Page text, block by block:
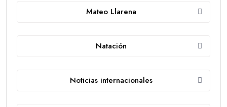
Mateo Llarena
Natación
Noticias internacionales